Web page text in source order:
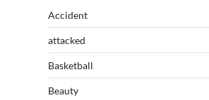
Accident
attacked
Basketball
Beauty